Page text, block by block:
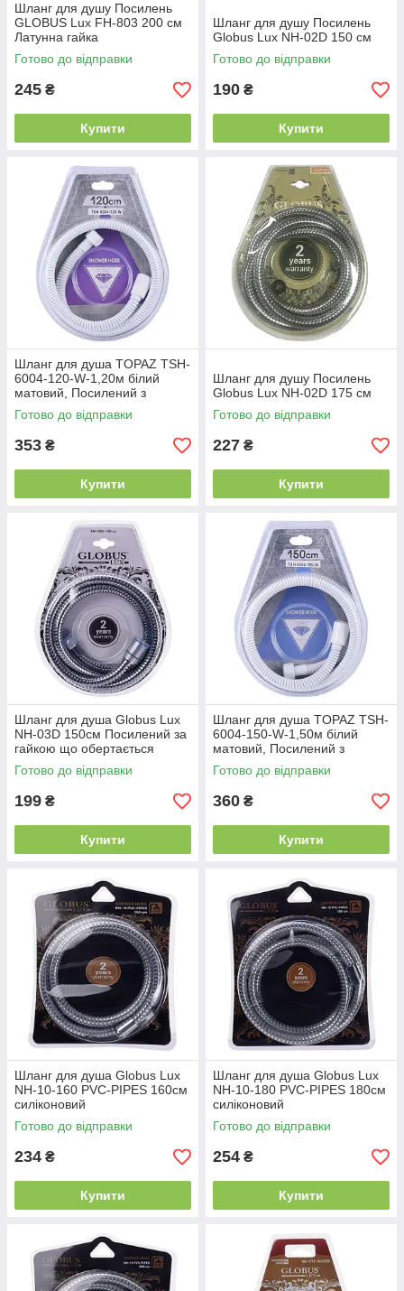
Шланг для душу Посилень
GLOBUS Lux FH-803 200 см
Латунна гайка
Готово до відправки
245 ₴
Купити
Шланг для душу Посилень
Globus Lux NH-02D 150 см
Готово до відправки
190 ₴
Купити
Шланг для душа TOPAZ TSH-
6004-120-W-1,20м білий
матовий, Посилений з
гайкою, що обертається,
Blister
Готово до відправки
353 ₴
Купити
Шланг для душу Посилень
Globus Lux NH-02D 175 см
Готово до відправки
227 ₴
Купити
Шланг для душа Globus Lux
NH-03D 150см Посилений за
гайкою що обертається
Готово до відправки
199 ₴
Купити
Шланг для душа TOPAZ TSH-
6004-150-W-1,50м білий
матовий, Посилений з
гайкою, що обертається,
Blister
Готово до відправки
360 ₴
Купити
Шланг для душа Globus Lux
NH-10-160 PVC-PIPES 160см
силіконовий
Готово до відправки
234 ₴
Купити
Шланг для душа Globus Lux
NH-10-180 PVC-PIPES 180см
силіконовий
Готово до відправки
254 ₴
Купити